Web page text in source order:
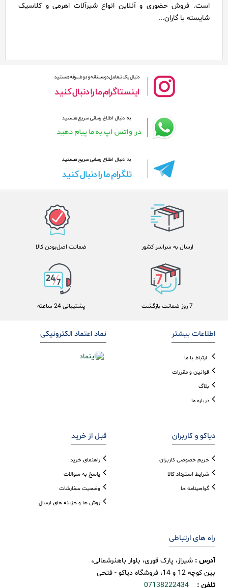
است. فروش حضوری و آنلاین انواع شیرآلات اهرمی و کلاسیک
شایسته با گاران...
ضمانت اصل‌بودن کالا ارسال به سراسر کشور
پشتیبانی 24 ساعته 7 روز ضمانت بازگشت
نماد اعتماد الکترونیکی اطلاعات بیشتر
ارتباط با ما
قوانین و مقررات
بلاگ
درباره ما
قبل از خرید
راهنمای خرید
پاسخ به سوالات
وضعیت سفارشات
روش ها و هزینه های ارسال
دیاکو و کاربران
حریم خصوصی کاربران
شرایط استرداد کالا
گواهینامه ها
راه های ارتباطی
آدرس : شیراز، پارک قوری، بلوار باهنرشمالی،
بین کوچه 12 و 14، فروشگاه دیاکو - فتحی
تلفن : 07138222434